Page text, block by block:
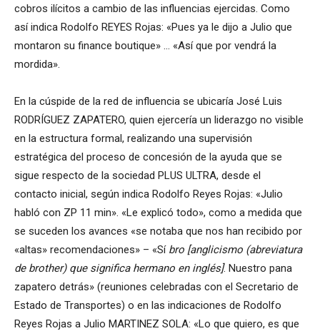
cobros ilícitos a cambio de las influencias ejercidas. Como
así indica Rodolfo REYES Rojas: «Pues ya le dijo a Julio que
montaron su finance boutique» … «Así que por vendrá la
mordida».
En la cúspide de la red de influencia se ubicaría José Luis
RODRÍGUEZ ZAPATERO, quien ejercería un liderazgo no visible
en la estructura formal, realizando una supervisión
estratégica del proceso de concesión de la ayuda que se
sigue respecto de la sociedad PLUS ULTRA, desde el
contacto inicial, según indica Rodolfo Reyes Rojas: «Julio
habló con ZP 11 min». «Le explicó todo», como a medida que
se suceden los avances «se notaba que nos han recibido por
«altas» recomendaciones» – «Sí bro [anglicismo (abreviatura
de brother) que significa hermano en inglés]. Nuestro pana
zapatero detrás» (reuniones celebradas con el Secretario de
Estado de Transportes) o en las indicaciones de Rodolfo
Reyes Rojas a Julio MARTINEZ SOLA: «Lo que quiero, es que